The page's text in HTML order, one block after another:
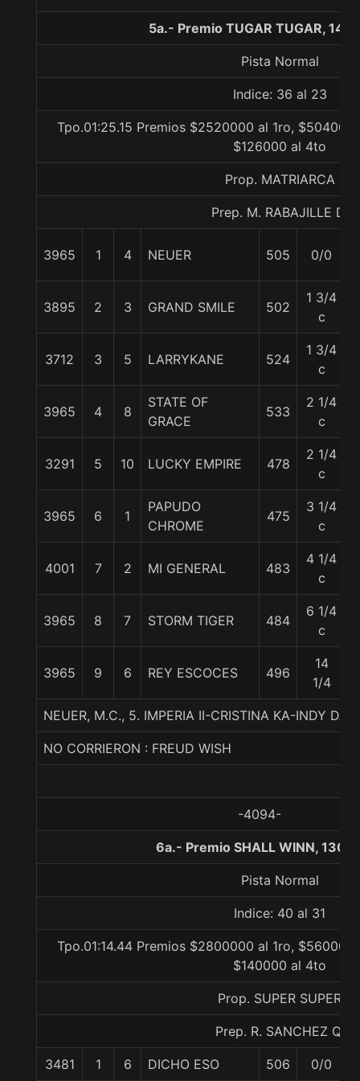
5a.- Premio TUGAR TUGAR,
Pista Normal
Indice: 36 al 23
Tpo.01:25.15 Premios $2520000 al 1ro,
$126000 al 4to
Prop. MATRIARCA
Prep. M. RABAJILLE D.
3965 1 4 NEUER 505 0/0
3895 2 3 GRAND SMILE 502
1 3/4
c
3712 3 5 LARRYKANE 524
1 3/4
c
3965 4 8
STATE OF
GRACE
533
2 1/4
c
3291 5 10 LUCKY EMPIRE 478
2 1/4
c
3965 6 1
PAPUDO
CHROME
475
3 1/4
c
4001 7 2 MI GENERAL 483
4 1/4
c
3965 8 7 STORM TIGER 484
6 1/4
c
3965 9 6 REY ESCOCES 496
14
1/4
NEUER, M.C., 5. IMPERIA II-CRISTINA KA-INDY
NO CORRIERON : FREUD WISH
-4094-
6a.- Premio SHALL WINN,
Pista Normal
Indice: 40 al 31
Tpo.01:14.44 Premios $2800000 al 1ro,
$140000 al 4to
Prop. SUPER SUPER
Prep. R. SANCHEZ Q.
3481 1 6 DICHO ESO 506 0/0